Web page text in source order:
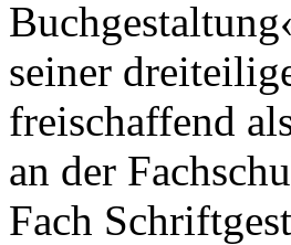
seiner
freischaffend
an der
Fach